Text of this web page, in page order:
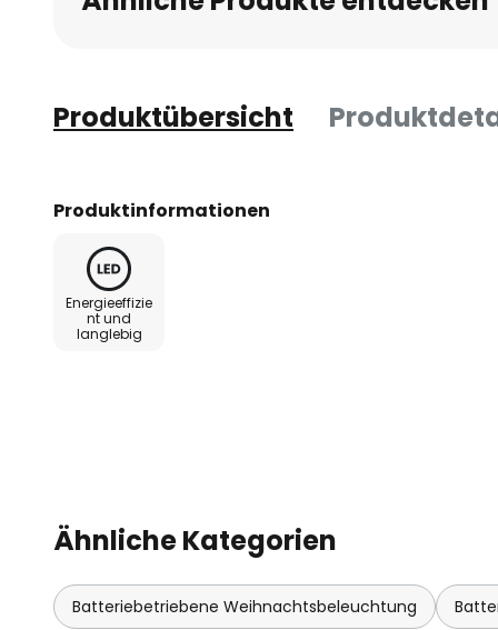
Produktübersicht
Produktinformationen
Energieeffizie
nt und
langlebig
Ähnliche Kategorien
Batteriebetriebene Weihnachtsbeleuchtung